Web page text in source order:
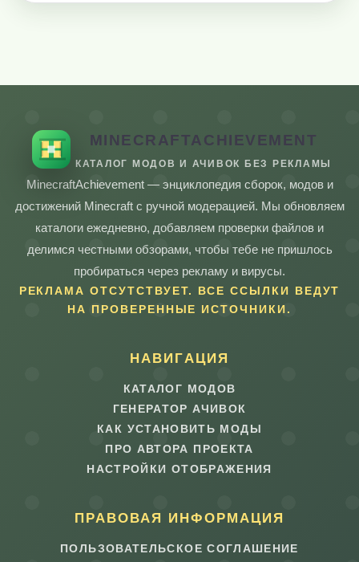
MINECRAFTACHIEVEMENT
КАТАЛОГ МОДОВ И АЧИВОК БЕЗ РЕКЛАМЫ
MinecraftAchievement — энциклопедия сборок, модов и
достижений Minecraft с ручной модерацией. Мы обновляем
каталоги ежедневно, добавляем проверки файлов и
делимся честными обзорами, чтобы тебе не пришлось
пробираться через рекламу и вирусы.
РЕКЛАМА ОТСУТСТВУЕТ. ВСЕ ССЫЛКИ ВЕДУТ
НА ПРОВЕРЕННЫЕ ИСТОЧНИКИ.
НАВИГАЦИЯ
КАТАЛОГ МОДОВ
ГЕНЕРАТОР АЧИВОК
КАК УСТАНОВИТЬ МОДЫ
ПРО АВТОРА ПРОЕКТА
НАСТРОЙКИ ОТОБРАЖЕНИЯ
ПРАВОВАЯ ИНФОРМАЦИЯ
ПОЛЬЗОВАТЕЛЬСКОЕ СОГЛАШЕНИЕ